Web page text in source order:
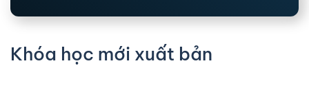
Khóa học mới xuất bản